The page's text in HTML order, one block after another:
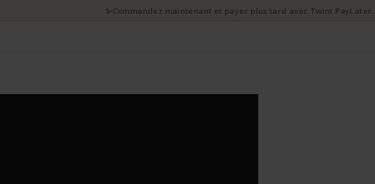
✨Commandez maintenant et payez plus tard avec Twint PayLater.